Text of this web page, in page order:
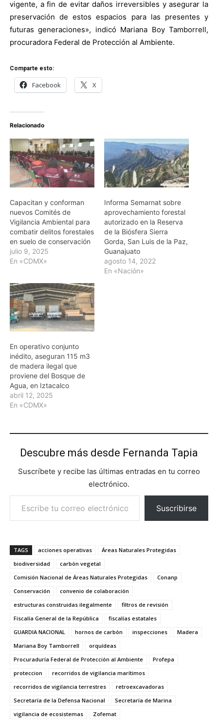
vigente, a fin de evitar daños irreversibles y asegurar la
preservación de estos espacios para las presentes y
futuras generaciones», indicó Mariana Boy Tamborrell,
procuradora Federal de Protección al Ambiente.
Comparte esto:
Facebook X
Relacionado
Capacitan y conforman
nuevos Comités de
Vigilancia Ambiental para
combatir delitos forestales
en suelo de conservación
julio 9, 2025
En «CDMX»
Informa Semarnat sobre
aprovechamiento forestal
autorizado en la Reserva
de la Biósfera Sierra
Gorda, San Luis de la Paz,
Guanajuato
agosto 14, 2022
En «Nación»
En operativo conjunto
inédito, aseguran 115 m3
de madera ilegal que
proviene del Bosque de
Agua, en Iztacalco
abril 12, 2025
En «CDMX»
Descubre más desde Fernanda Tapia
Suscríbete y recibe las últimas entradas en tu correo
electrónico.
Escribe tu correo electrónico…
Suscribirse
TAGS acciones operativas
Áreas Naturales Protegidas
biodiversidad
carbón vegetal
Comisión Nacional de Áreas Naturales Protegidas
Conanp
Conservación
convenio de colaboración
estructuras construidas ilegalmente
filtros de revisión
Fiscalía General de la República
fiscalías estatales
GUARDIA NACIONAL
hornos de carbón inspecciones
Madera
Mariana Boy Tamborrell
orquídeas
Procuraduría Federal de Protección al Ambiente
Profepa
proteccion
recorridos de vigilancia marítimos
recorridos de vigilancia terrestres
retroexcavadoras
Secretaría de la Defensa Nacional
Secretaría de Marina
vigilancia de ecosistemas
Zofemat